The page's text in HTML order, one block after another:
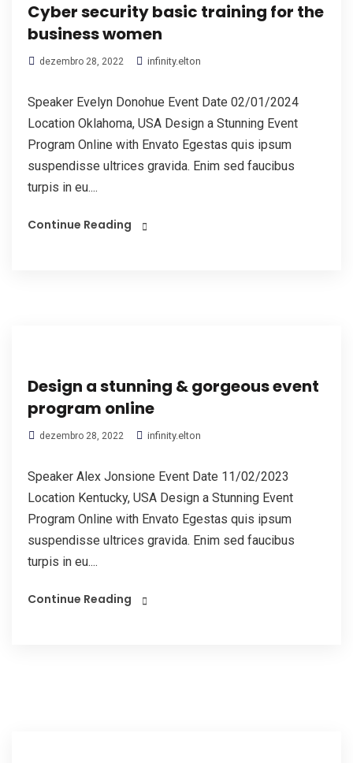
Cyber security basic training for the
business women
dezembro 28, 2022 infinity.elton
Speaker Evelyn Donohue Event Date 02/01/2024
Location Oklahoma, USA Design a Stunning Event
Program Online with Envato Egestas quis ipsum
suspendisse ultrices gravida. Enim sed faucibus
turpis in eu....
Continue Reading
Design a stunning & gorgeous event
program online
dezembro 28, 2022 infinity.elton
Speaker Alex Jonsione Event Date 11/02/2023
Location Kentucky, USA Design a Stunning Event
Program Online with Envato Egestas quis ipsum
suspendisse ultrices gravida. Enim sed faucibus
turpis in eu....
Continue Reading